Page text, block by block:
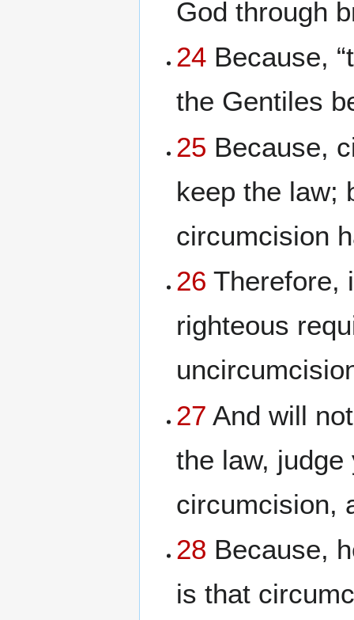
God through
24 Because,
the Gentiles
25 Because,
keep the law;
circumcision
26 Therefore,
righteous
27 And will
the law,
circumcision,
28 Because,
is that